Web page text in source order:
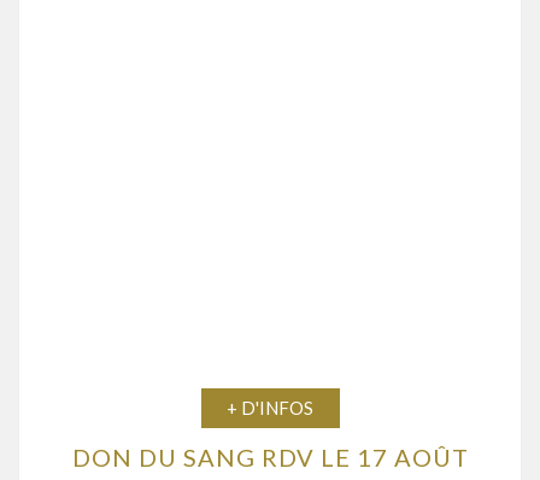
+ D'INFOS
DON DU SANG RDV LE 17 AOÛT